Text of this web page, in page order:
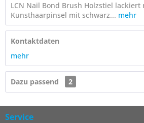
LCN Nail Bond Brush Holzstiel lackiert
Kunsthaarpinsel mit schwarz... mehr
Kontaktdaten
mehr
Dazu passend 2
Service